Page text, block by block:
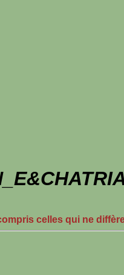
celles qui ne